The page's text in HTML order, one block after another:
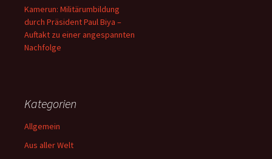
Kamerun: Militärumbildung
durch Präsident Paul Biya –
Auftakt zu einer angespannten
Nachfolge
Kategorien
Allgemein
Aus aller Welt